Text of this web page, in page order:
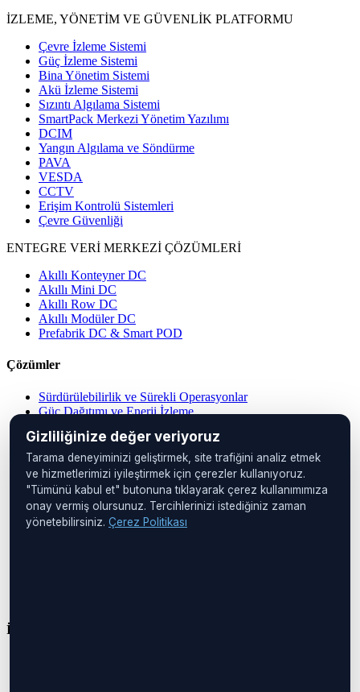
İZLEME, YÖNETİM VE GÜVENLİK PLATFORMU
Çevre İzleme Sistemi
Güç İzleme Sistemi
Bina Yönetim Sistemi
Akü İzleme Sistemi
Sızıntı Algılama Sistemi
SmartPack Merkezi Yönetim Yazılımı
DCIM
Yangın Algılama ve Söndürme
PAVA
VESDA
CCTV
Erişim Kontrolü Sistemleri
Çevre Güvenliği
ENTEGRE VERİ MERKEZİ ÇÖZÜMLERİ
Akıllı Konteyner DC
Akıllı Mini DC
Akıllı Row DC
Akıllı Modüler DC
Prefabrik DC & Smart POD
Çözümler
Sürdürülebilirlik ve Sürekli Operasyonlar
Güç Dağıtımı ve Enerji İzleme
Veri Merkezi Çözümleri
IP PDU Çözümleri
Cihaz Yönetimi
Uzak Konumlar
Kabin İzleme
Merkez Ofis
İletişim
Gizliliğinize değer veriyoruz
Tarama deneyiminizi geliştirmek, site trafiğini analiz etmek
ve hizmetlerimizi iyileştirmek için çerezler kullanıyoruz.
"Tümünü kabul et" butonuna tıklayarak çerez kullanımımıza
onay vermiş olursunuz. Tercihlerinizi istediğiniz zaman
yönetebilirsiniz. Çerez Politikası